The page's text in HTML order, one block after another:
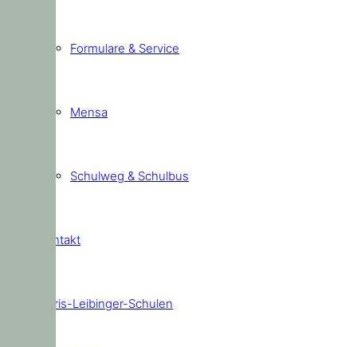
Formulare & Service
Mensa
Schulweg & Schulbus
Kontakt
Doris-Leibinger-Schulen